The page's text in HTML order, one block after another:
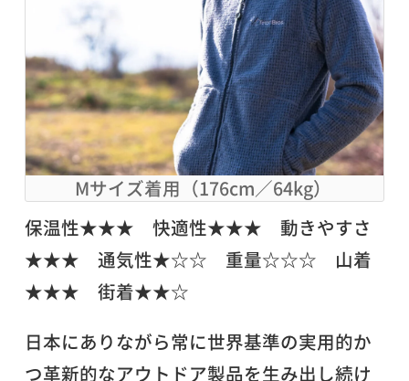
Mサイズ着用（176cm／64kg）
保温性★★★ 快適性★★★ 動きやすさ
★★★ 通気性★☆☆ 重量☆☆☆ 山着
★★★ 街着★★☆
日本にありながら常に世界基準の実用的か
つ革新的なアウトドア製品を生み出し続け